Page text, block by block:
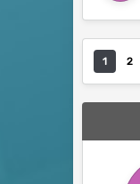
1 2